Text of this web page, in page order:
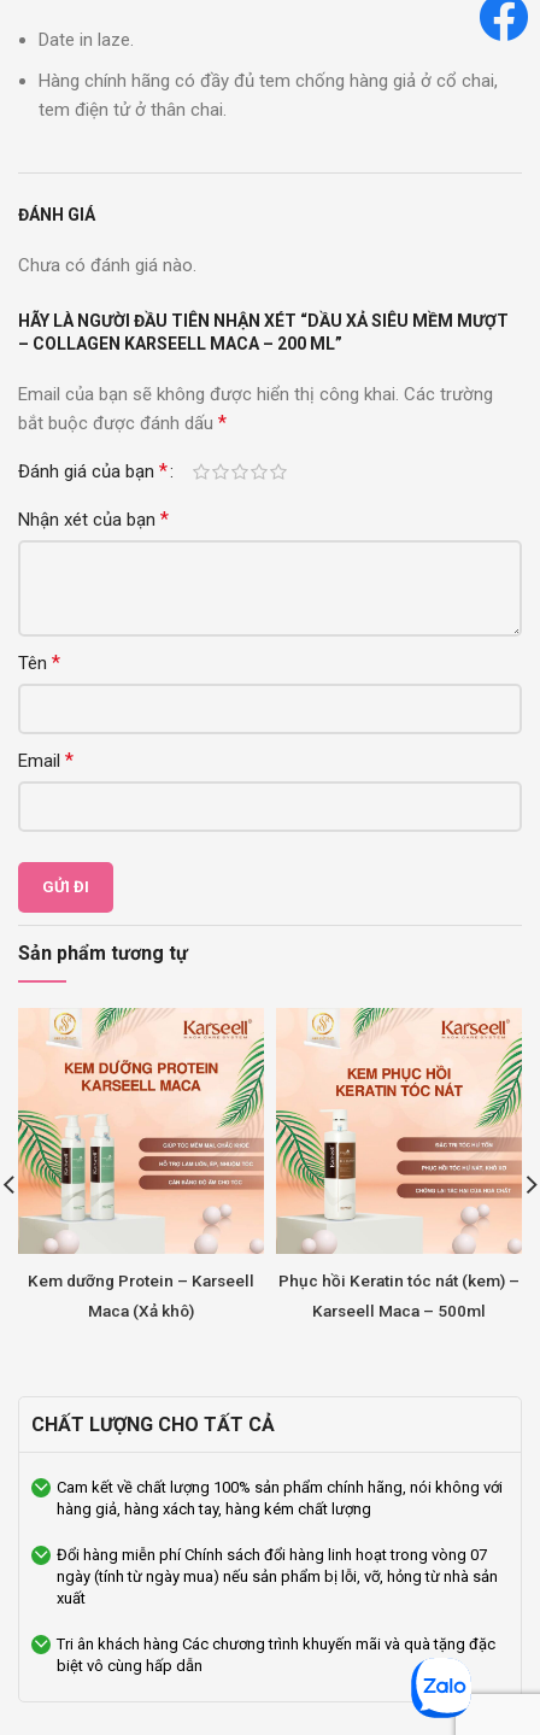
Date in laze.
Hàng chính hãng có đầy đủ tem chống hàng giả ở cổ chai,
tem điện tử ở thân chai.
ĐÁNH GIÁ
Chưa có đánh giá nào.
HÃY LÀ NGƯỜI ĐẦU TIÊN NHẬN XÉT “DẦU XẢ SIÊU MỀM MƯỢT
– COLLAGEN KARSEELL MACA – 200 ML”
Email của bạn sẽ không được hiển thị công khai. Các trường
bắt buộc được đánh dấu *
Đánh giá của bạn *
Nhận xét của bạn *
Tên *
Email *
Sản phẩm tương tự
Kem dưỡng Protein – Karseell
Maca (Xả khô)
Phục hồi Keratin tóc nát (kem) –
Karseell Maca – 500ml
CHẤT LƯỢNG CHO TẤT CẢ
Cam kết về chất lượng 100% sản phẩm chính hãng, nói không với
hàng giả, hàng xách tay, hàng kém chất lượng
Đổi hàng miễn phí Chính sách đổi hàng linh hoạt trong vòng 07
ngày (tính từ ngày mua) nếu sản phẩm bị lỗi, vỡ, hỏng từ nhà sản
xuất
Tri ân khách hàng Các chương trình khuyến mãi và quà tặng đặc
biệt vô cùng hấp dẫn